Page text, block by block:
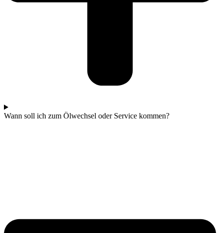
Wann soll ich zum Ölwechsel oder Service kommen?